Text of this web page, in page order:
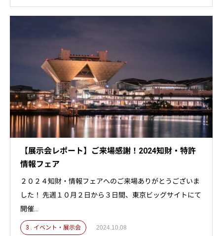
【展示会レポート】ご来場感謝！2024知財・特許
情報フェア
２０２４知財・情報フェアへのご来場ありがとうございま
した！ 先週１０月２日から３日間、東京ビッグサイトにて
開催...
3 . イベント・展示会 2024.10.08